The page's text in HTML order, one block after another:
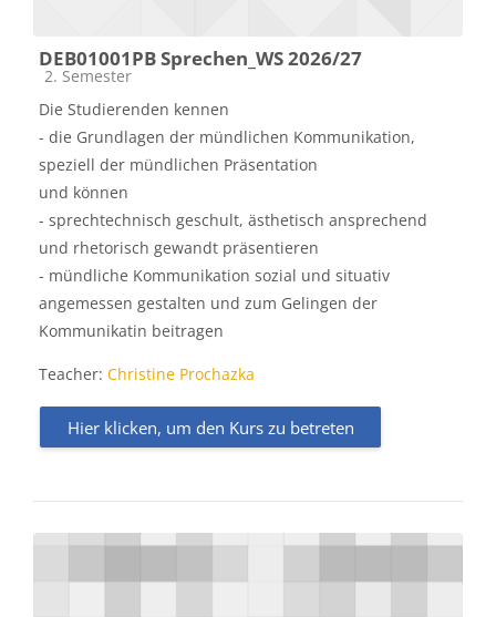
DEB01001PB Sprechen_WS 2026/27
Kursbereich
2. Semester
Die Studierenden kennen
- die Grundlagen der mündlichen Kommunikation,
speziell der mündlichen Präsentation
und können
- sprechtechnisch geschult, ästhetisch ansprechend
und rhetorisch gewandt präsentieren
- mündliche Kommunikation sozial und situativ
angemessen gestalten und zum Gelingen der
Kommunikatin beitragen
Teacher: Christine Prochazka
Hier klicken, um den Kurs zu betreten